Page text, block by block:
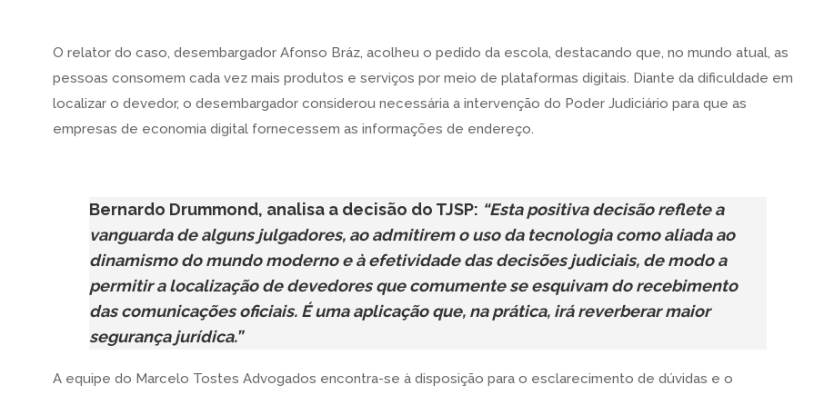
O relator do caso, desembargador Afonso Bráz, acolheu o pedido da escola, destacando que, no mundo atual, as
pessoas consomem cada vez mais produtos e serviços por meio de plataformas digitais. Diante da dificuldade em
localizar o devedor, o desembargador considerou necessária a intervenção do Poder Judiciário para que as
empresas de economia digital fornecessem as informações de endereço.
Bernardo Drummond, analisa a decisão do TJSP: “Esta positiva decisão reflete a
vanguarda de alguns julgadores, ao admitirem o uso da tecnologia como aliada ao
dinamismo do mundo moderno e à efetividade das decisões judiciais, de modo a
permitir a localização de devedores que comumente se esquivam do recebimento
das comunicações oficiais. É uma aplicação que, na prática, irá reverberar maior
segurança jurídica.”
A equipe do Marcelo Tostes Advogados encontra-se à disposição para o esclarecimento de dúvidas e o